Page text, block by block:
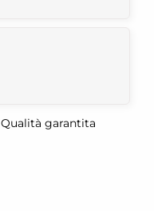
Qualità garantita